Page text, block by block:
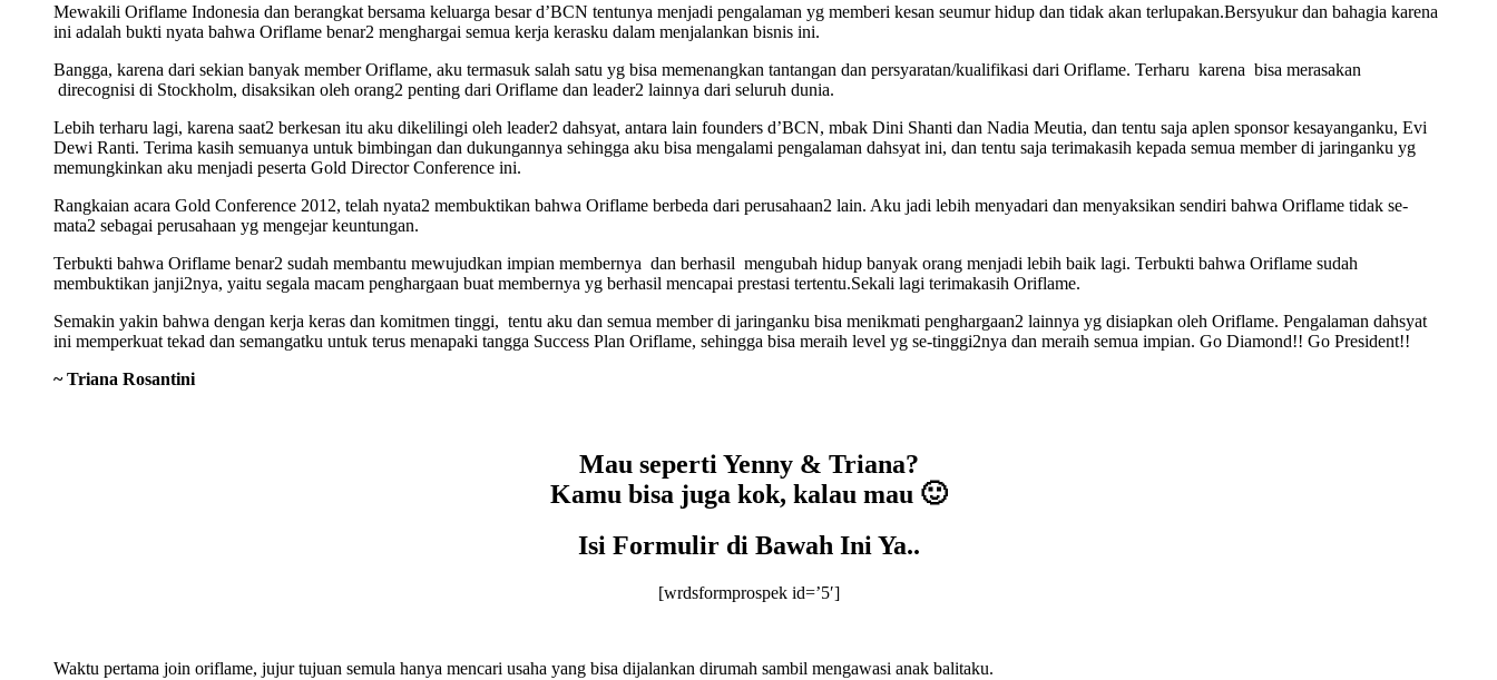
Mewakili Oriflame Indonesia dan berangkat bersama keluarga besar d’BCN tentunya menjadi pengalaman yg memberi kesan seumur hidup dan tidak akan terlupakan.Bersyukur dan bahagia karena
ini adalah bukti nyata bahwa Oriflame benar2 menghargai semua kerja kerasku dalam menjalankan bisnis ini.
Bangga, karena dari sekian banyak member Oriflame, aku termasuk salah satu yg bisa memenangkan tantangan dan persyaratan/kualifikasi dari Oriflame. Terharu karena bisa merasakan
direcognisi di Stockholm, disaksikan oleh orang2 penting dari Oriflame dan leader2 lainnya dari seluruh dunia.
Lebih terharu lagi, karena saat2 berkesan itu aku dikelilingi oleh leader2 dahsyat, antara lain founders d’BCN, mbak Dini Shanti dan Nadia Meutia, dan tentu saja aplen sponsor kesayanganku, Evi
Dewi Ranti. Terima kasih semuanya untuk bimbingan dan dukungannya sehingga aku bisa mengalami pengalaman dahsyat ini, dan tentu saja terimakasih kepada semua member di jaringanku yg
memungkinkan aku menjadi peserta Gold Director Conference ini.
Rangkaian acara Gold Conference 2012, telah nyata2 membuktikan bahwa Oriflame berbeda dari perusahaan2 lain. Aku jadi lebih menyadari dan menyaksikan sendiri bahwa Oriflame tidak se-
mata2 sebagai perusahaan yg mengejar keuntungan.
Terbukti bahwa Oriflame benar2 sudah membantu mewujudkan impian membernya dan berhasil mengubah hidup banyak orang menjadi lebih baik lagi. Terbukti bahwa Oriflame sudah
membuktikan janji2nya, yaitu segala macam penghargaan buat membernya yg berhasil mencapai prestasi tertentu.Sekali lagi terimakasih Oriflame.
Semakin yakin bahwa dengan kerja keras dan komitmen tinggi, tentu aku dan semua member di jaringanku bisa menikmati penghargaan2 lainnya yg disiapkan oleh Oriflame. Pengalaman dahsyat
ini memperkuat tekad dan semangatku untuk terus menapaki tangga Success Plan Oriflame, sehingga bisa meraih level yg se-tinggi2nya dan meraih semua impian. Go Diamond!! Go President!!
~ Triana Rosantini
Mau seperti Yenny & Triana?
Kamu bisa juga kok, kalau mau 🙂
Isi Formulir di Bawah Ini Ya..
[wrdsformprospek id=’5′]
Waktu pertama join oriflame, jujur tujuan semula hanya mencari usaha yang bisa dijalankan dirumah sambil mengawasi anak balitaku.